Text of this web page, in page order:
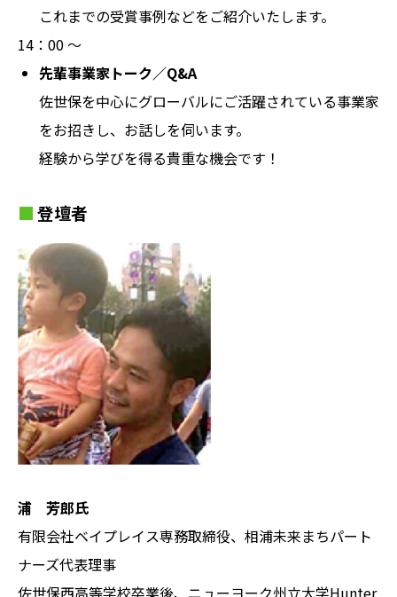
これまでの受賞事例などをご紹介いたします。
14：00 〜
先輩事業家トーク／Q&A
佐世保を中心にグローバルにご活躍されている事業家
をお招きし、お話しを伺います。
経験から学びを得る貴重な機会です！
登壇者
浦 芳郎氏
有限会社ベイプレイス専務取締役、 相浦未来まちパート
ナーズ代表理事
佐世保西高等学校卒業後、ニューヨーク州立大学Hunter